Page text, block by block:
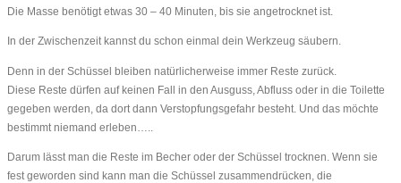
Die Masse benötigt etwas 30 – 40 Minuten, bis sie angetrocknet ist.
In der Zwischenzeit kannst du schon einmal dein Werkzeug säubern.
Denn in der Schüssel bleiben natürlicherweise immer Reste zurück.
Diese Reste dürfen auf keinen Fall in den Ausguss, Abfluss oder in die Toilette
gegeben werden, da dort dann Verstopfungsgefahr besteht. Und das möchte
bestimmt niemand erleben…..
Darum lässt man die Reste im Becher oder der Schüssel trocknen. Wenn sie
fest geworden sind kann man die Schüssel zusammendrücken, die